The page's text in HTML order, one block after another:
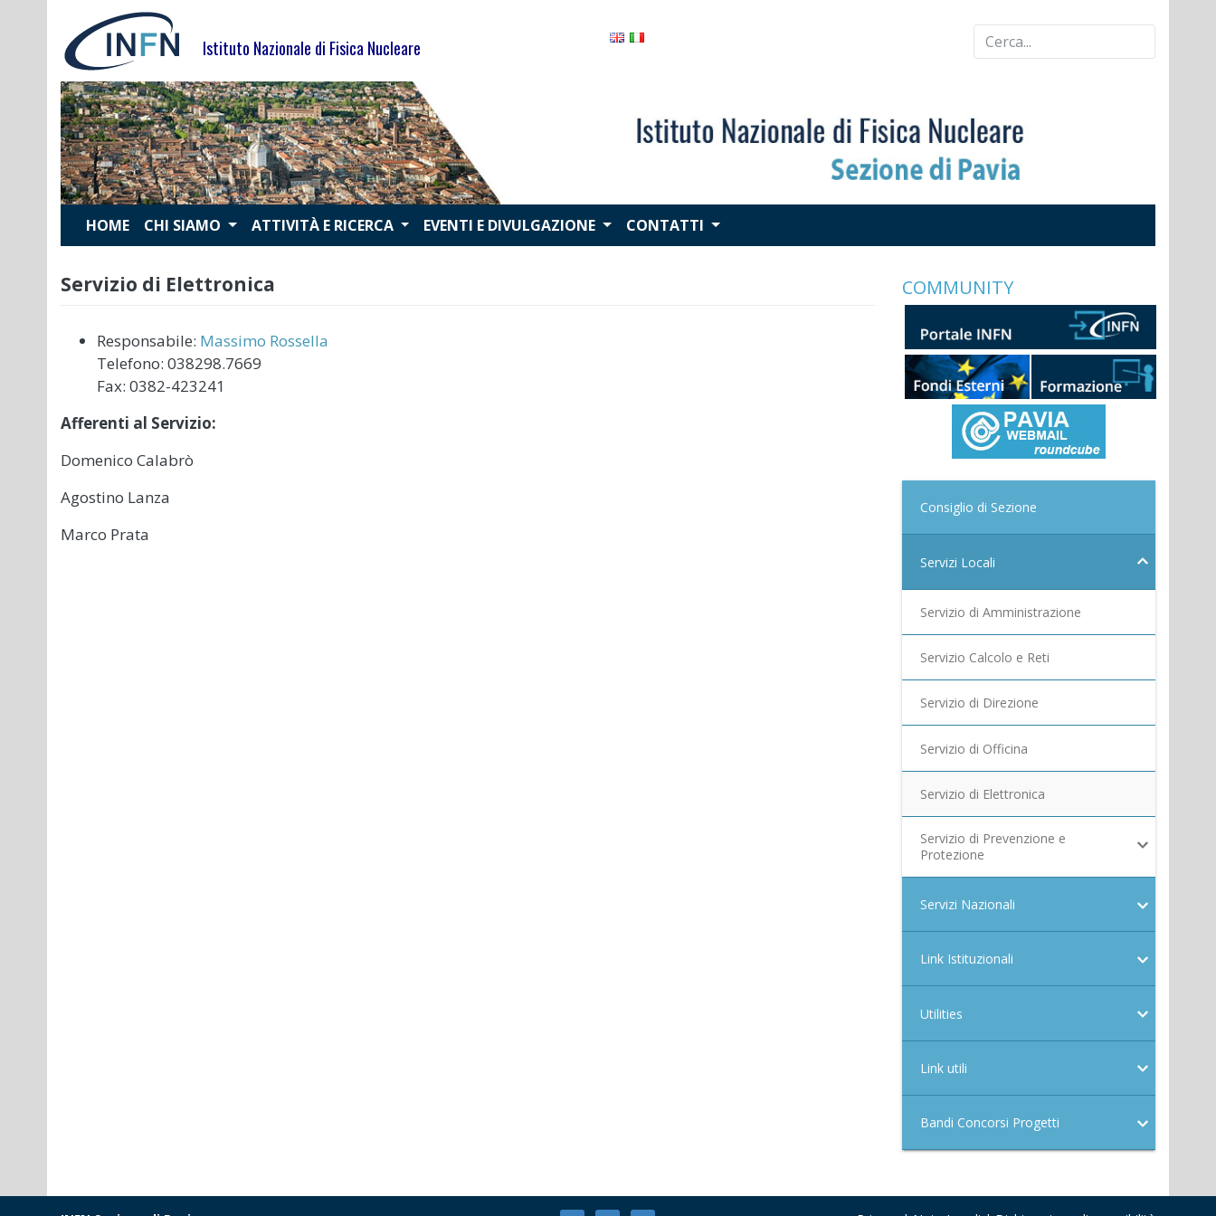
Istituto Nazionale di Fisica Nucleare
HOME CHI SIAMO ATTIVITÀ E RICERCA EVENTI E DIVULGAZIONE CONTATTI
Servizio di Elettronica
Responsabile: Massimo Rossella
Telefono: 038298.7669
Fax: 0382-423241
Afferenti al Servizio:
Domenico Calabrò
Agostino Lanza
Marco Prata
COMMUNITY
Consiglio di Sezione
Servizi Locali
Servizio di Amministrazione
Servizio Calcolo e Reti
Servizio di Direzione
Servizio di Officina
Servizio di Elettronica
Servizio di Prevenzione e
Protezione
Servizi Nazionali
Link Istituzionali
Utilities
Link utili
Bandi Concorsi Progetti